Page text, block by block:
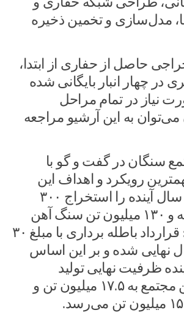
مدل‌سازی و تخمین ذخیره
حاصل از حفاری از ابتدا،
در چهار انبار بایگانی شده
نیاز در تمام مراحل
به این آرشیو مراجعه
سنگان در گفت و گو با
رویکرد و اهداف این
مجتمع طی پنج سال آینده را استخراج ۳۰۰
میلیون تن باطله و ۱۳۰ میلیون تن سنگ آهن
دانست و گفت: قرارداد باطله برداری با مبلغ ۳۰
نهایی شده و بر این اساس
آینده ظرفیت نهایی تولید
کنسانتره در این مجتمع به ۱۷.۵ میلیون تن و